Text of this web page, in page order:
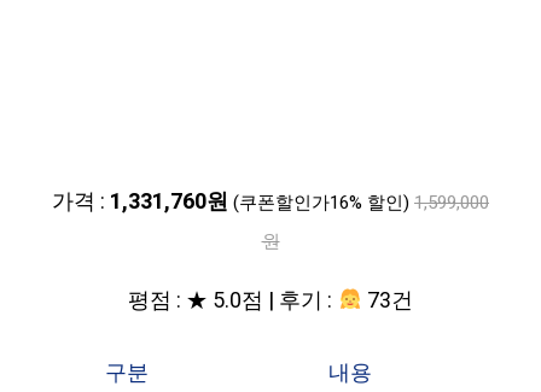
가격 : 1,331,760원 (쿠폰할인가16% 할인) 1,599,000
원
평점 : ★ 5.0점 | 후기 : 73건
구분
내용